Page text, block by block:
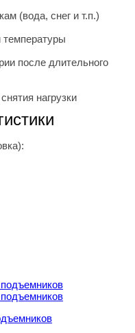
(вода, снег и т.п.)
температуры
после длительного
нагрузки